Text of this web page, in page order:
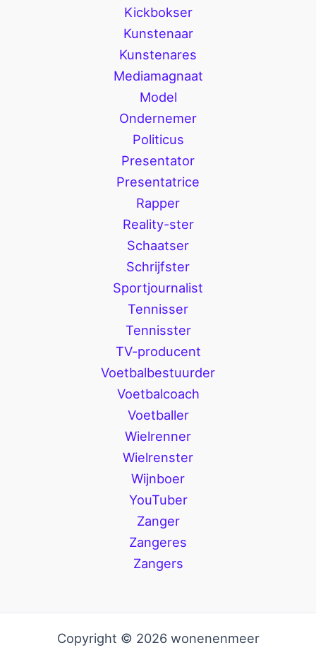
Kickbokser
Kunstenaar
Kunstenares
Mediamagnaat
Model
Ondernemer
Politicus
Presentator
Presentatrice
Rapper
Reality-ster
Schaatser
Schrijfster
Sportjournalist
Tennisser
Tennisster
TV-producent
Voetbalbestuurder
Voetbalcoach
Voetballer
Wielrenner
Wielrenster
Wijnboer
YouTuber
Zanger
Zangeres
Zangers
Copyright © 2026 wonenenmeer